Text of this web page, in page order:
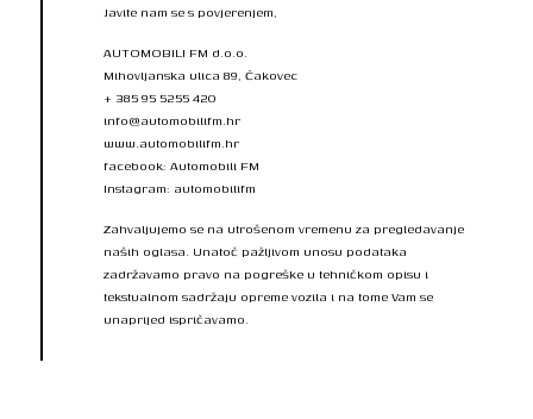
Javite nam se s povjerenjem,
AUTOMOBILI FM d.o.o.
Mihovljanska ulica 89, Čakovec
+ 385 95 5255 420
info@automobilifm.hr
www.automobilifm.hr
facebook: Automobili FM
Instagram: automobilifm
Zahvaljujemo se na utrošenom vremenu za pregledavanje
naših oglasa. Unatoč pažljivom unosu podataka
zadržavamo pravo na pogreške u tehničkom opisu i
tekstualnom sadržaju opreme vozila i na tome Vam se
unaprijed ispričavamo.